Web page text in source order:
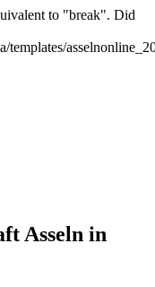
to "break". Did
Asseln in